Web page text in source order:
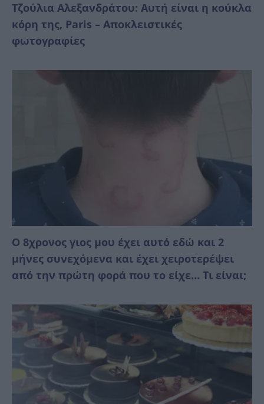
Τζούλια Αλεξανδράτου: Αυτή είναι η κούκλα
κόρη της, Paris – Αποκλειστικές
φωτογραφίες
Ο 8χρονος γιος μου έχει αυτό εδώ και 2
μήνες συνεχόμενα και έχει χειροτερέψει
από την πρώτη φορά που το είχε… Τι είναι;